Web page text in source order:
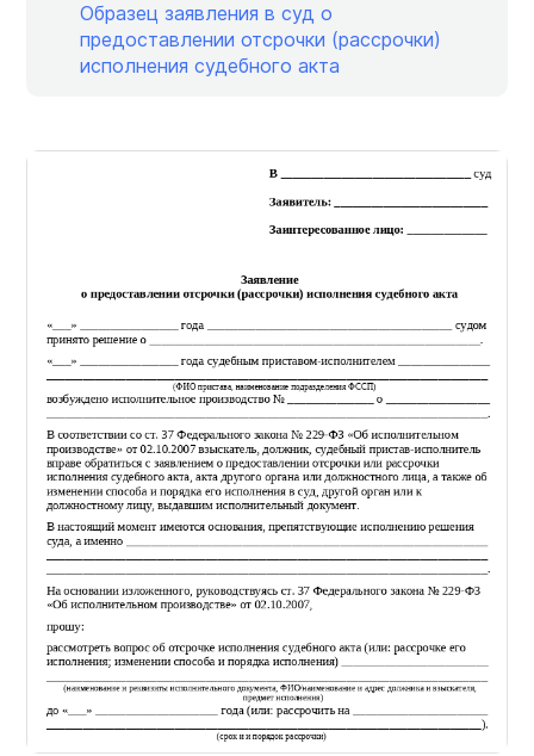
Образец заявления в суд о
предоставлении отсрочки (рассрочки)
исполнения судебного акта